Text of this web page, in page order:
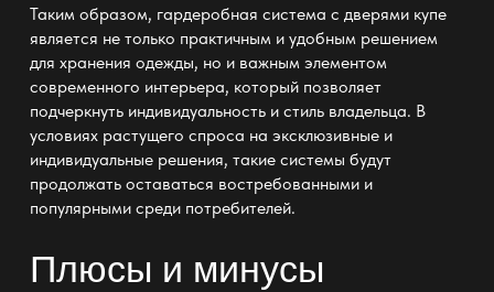
Таким образом, гардеробная система с дверями купе
является не только практичным и удобным решением
для хранения одежды, но и важным элементом
современного интерьера, который позволяет
подчеркнуть индивидуальность и стиль владельца. В
условиях растущего спроса на эксклюзивные и
индивидуальные решения, такие системы будут
продолжать оставаться востребованными и
популярными среди потребителей.
Плюсы и минусы